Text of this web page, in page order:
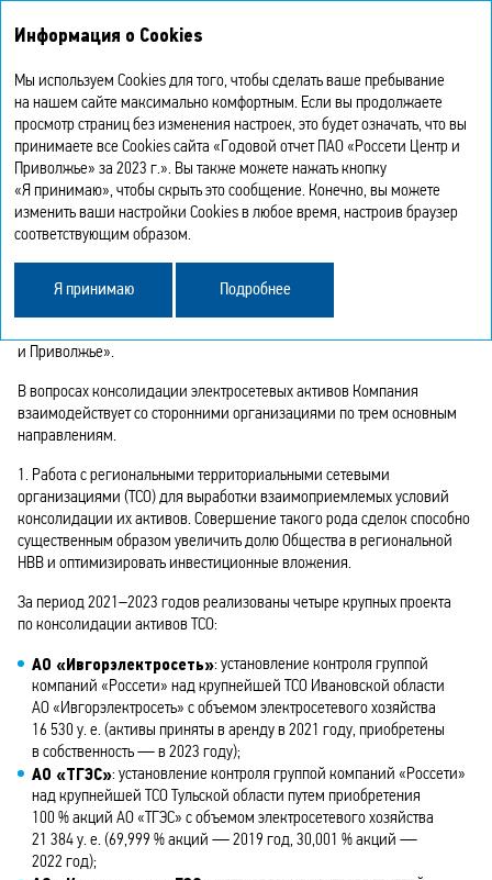
КОНСОЛИДАЦИЯ
ЭЛЕКТРОСЕТЕВЫХ АКТИВОВ
Планирование деятельности по консолидации электросетевых
активов и определение целевых параметров в 2023 году велись
в соответствии с инвестиционной программой и операционным
бизнес‑планом, утвержденными Советом директоров Общества.
и Приволжье».
В вопросах консолидации электросетевых активов Компания
взаимодействует со сторонними организациями по трем основным
направлениям.
1. Работа с региональными территориальными сетевыми
организациями (ТСО) для выработки взаимоприемлемых условий
консолидации их активов. Совершение такого рода сделок способно
существенным образом увеличить долю Общества в региональной
НВВ и оптимизировать инвестиционные вложения.
За период 2021–2023 годов реализованы четыре крупных проекта
по консолидации активов ТСО:
АО «Ивгорэлектросеть»: установление контроля группой
компаний «Россети» над крупнейшей ТСО Ивановской области
АО «Ивгорэлектросеть» с объемом электросетевого хозяйства
16 530 у. е. (активы приняты в аренду в 2021 году, приобретены
в собственность — в 2023 году);
АО «ТГЭС»: установление контроля группой компаний «Россети»
над крупнейшей ТСО Тульской области путем приобретения
100 % акций АО «ТГЭС» с объемом электросетевого хозяйства
21 384 у. е. (69,999 % акций — 2019 год, 30,001 % акций —
2022 год);
Информация о Cookies
Мы используем Cookies для того, чтобы сделать ваше пребывание
на нашем сайте максимально комфортным. Если вы продолжаете
просмотр страниц без изменения настроек, это будет означать, что вы
принимаете все Cookies сайта «Годовой отчет ПАО «Россети Центр и
Приволжье» за 2023 г.». Вы также можете нажать кнопку
«Я принимаю», чтобы скрыть это сообщение. Конечно, вы можете
изменить ваши настройки Cookies в любое время, настроив браузер
соответствующим образом.
Я принимаю Подробнее